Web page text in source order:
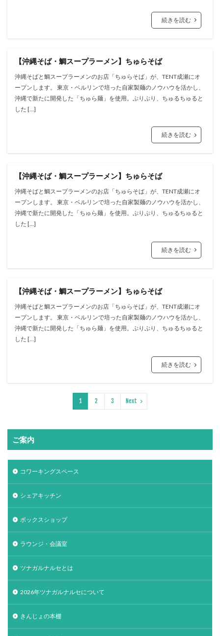
続きを読む
【沖縄そば・鯛スープラーメン】ちゅらそば
沖縄そばと鯛スープラーメンのお店「ちゅらそば」が、TENT成瀬にオ
ープンします。 東京・ベルリンで培った自家製麺のノウハウを活かし、
沖縄で新たに開発した「ちゅら麺」を使用。ぷりぷり、ちゅるちゅると
した […]
続きを読む
【沖縄そば・鯛スープラーメン】ちゅらそば
沖縄そばと鯛スープラーメンのお店「ちゅらそば」が、TENT成瀬にオ
ープンします。 東京・ベルリンで培った自家製麺のノウハウを活かし、
沖縄で新たに開発した「ちゅら麺」を使用。ぷりぷり、ちゅるちゅると
した […]
続きを読む
【沖縄そば・鯛スープラーメン】ちゅらそば
沖縄そばと鯛スープラーメンのお店「ちゅらそば」が、TENT成瀬にオ
ープンします。 東京・ベルリンで培った自家製麺のノウハウを活かし、
沖縄で新たに開発した「ちゅら麺」を使用。ぷりぷり、ちゅるちゅると
した […]
続きを読む
1 2 3 Next
ご案内
コワーキングスペース
シェアキッチン
ボックスショップ
ラウンジ・会議室
ツナガルナルセとは
2026年ツナガルナルセについて
きんじょの本棚